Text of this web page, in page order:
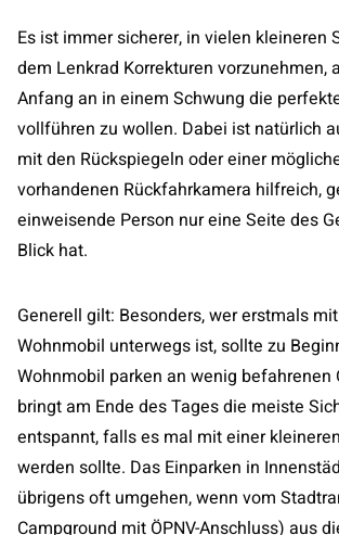
Es ist immer sicherer, in vielen kleineren
dem Lenkrad Korrekturen vorzunehmen,
Anfang an in einem Schwung die
vollführen zu wollen. Dabei ist natürlich
mit den Rückspiegeln oder einer
vorhandenen Rückfahrkamera hilfreich,
einweisende Person nur eine Seite des
Blick hat.
Generell gilt: Besonders, wer erstmals
Wohnmobil unterwegs ist, sollte zu
Wohnmobil parken an wenig befahrenen
bringt am Ende des Tages die meiste
entspannt, falls es mal mit einer
werden sollte. Das Einparken in
übrigens oft umgehen, wenn vom
Campground mit ÖPNV-Anschluss) aus